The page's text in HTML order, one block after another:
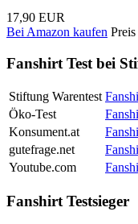
17,90 EUR
Bei Amazon kaufen
Fanshirt Test bei
Stiftung Warentest
Öko-Test
Konsument.at
gutefrage.net
Youtube.com
Fanshirt Testsieger